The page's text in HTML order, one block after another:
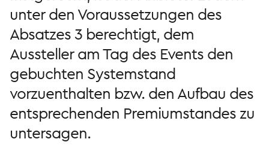
unter den Voraussetzungen des
Absatzes 3 berechtigt, dem
Aussteller am Tag des Events den
gebuchten Systemstand
vorzuenthalten bzw. den Aufbau des
entsprechenden Premiumstandes zu
untersagen.